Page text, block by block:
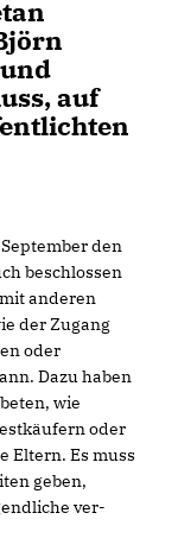
auf
den
beschlossen
anderen
der Zugang
oder
Dazu haben
wie
oder
Eltern. Es muss
geben,
ver-